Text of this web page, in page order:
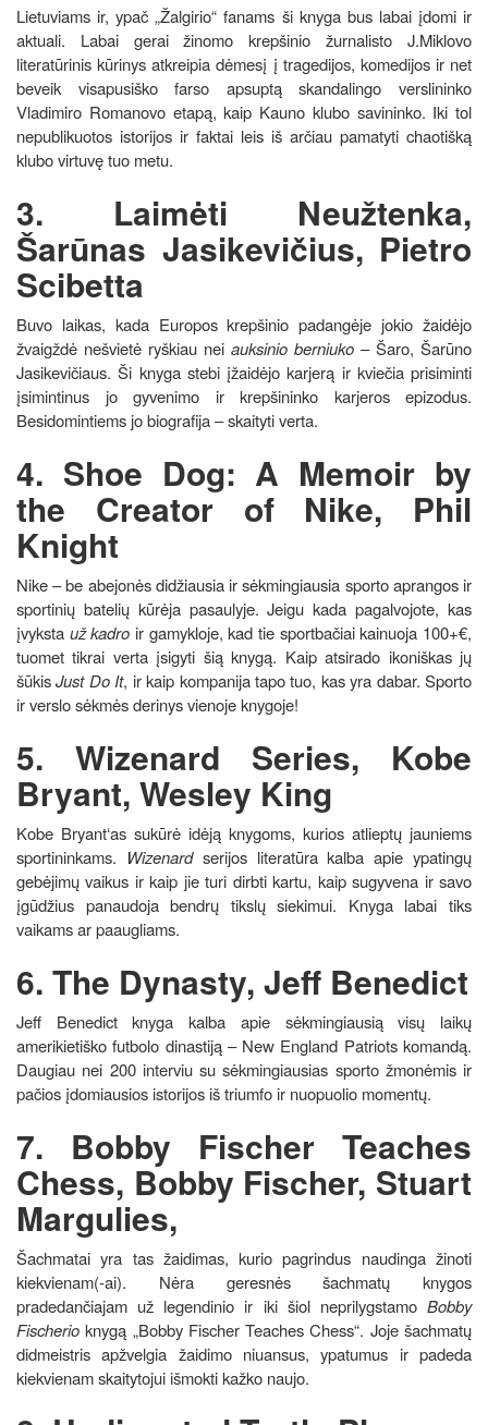
Lietuviams ir, ypač „Žalgirio“ fanams ši knyga bus labai įdomi ir
aktuali. Labai gerai žinomo krepšinio žurnalisto J.Miklovo
literatūrinis kūrinys atkreipia dėmesį į tragedijos, komedijos ir net
beveik visapusiško farso apsuptą skandalingo verslininko
Vladimiro Romanovo etapą, kaip Kauno klubo savininko. Iki tol
nepublikuotos istorijos ir faktai leis iš arčiau pamatyti chaotišką
klubo virtuvę tuo metu.
3. Laimėti Neužtenka,
Šarūnas Jasikevičius, Pietro
Scibetta
Buvo laikas, kada Europos krepšinio padangėje jokio žaidėjo
žvaigždė nešvietė ryškiau nei auksinio berniuko – Šaro, Šarūno
Jasikevičiaus. Ši knyga stebi įžaidėjo karjerą ir kviečia prisiminti
įsimintinus jo gyvenimo ir krepšininko karjeros epizodus.
Besidomintiems jo biografija – skaityti verta.
4. Shoe Dog: A Memoir by
the Creator of Nike, Phil
Knight
Nike – be abejonės didžiausia ir sėkmingiausia sporto aprangos ir
sportinių batelių kūrėja pasaulyje. Jeigu kada pagalvojote, kas
įvyksta už kadro ir gamykloje, kad tie sportbačiai kainuoja 100+€,
tuomet tikrai verta įsigyti šią knygą. Kaip atsirado ikoniškas jų
šūkisJust Do It, ir kaip kompanija tapo tuo, kas yra dabar. Sporto
ir verslo sėkmės derinys vienoje knygoje!
5. Wizenard Series, Kobe
Bryant, Wesley King
Kobe Bryant‘as sukūrė idėją knygoms, kurios atlieptų jauniems
sportininkams. Wizenard serijos literatūra kalba apie ypatingų
gebėjimų vaikus ir kaip jie turi dirbti kartu, kaip sugyvena ir savo
įgūdžius panaudoja bendrų tikslų siekimui. Knyga labai tiks
vaikams ar paaugliams.
6. The Dynasty, Jeff Benedict
Jeff Benedict knyga kalba apie sėkmingiausią visų laikų
amerikietiško futbolo dinastiją – New England Patriots komandą.
Daugiau nei 200 interviu su sėkmingiausias sporto žmonėmis ir
pačios įdomiausios istorijos iš triumfo ir nuopuolio momentų.
7. Bobby Fischer Teaches
Chess, Bobby Fischer, Stuart
Margulies,
Šachmatai yra tas žaidimas, kurio pagrindus naudinga žinoti
kiekvienam(-ai). Nėra geresnės šachmatų knygos
pradedančiajam už legendinio ir iki šiol neprilygstamo Bobby
Fischerioknygą „Bobby Fischer Teaches Chess“. Joje šachmatų
didmeistris apžvelgia žaidimo niuansus, ypatumus ir padeda
kiekvienam skaitytojui išmokti kažko naujo.